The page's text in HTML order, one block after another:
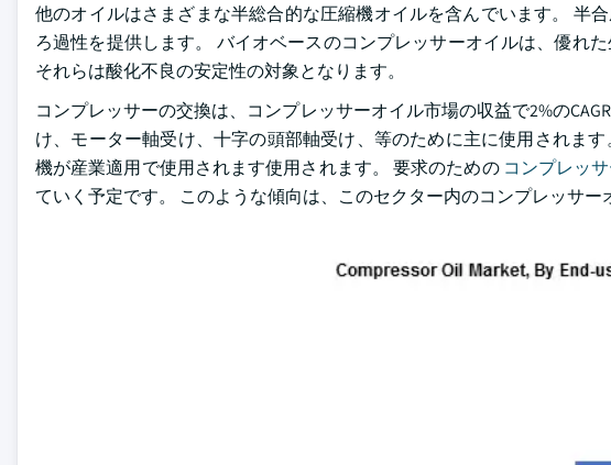
他のオイルはさまざまな半総合的な圧縮機オイルを含んでいます。 半
ろ過性を提供します。 バイオベースのコンプレッサーオイルは、優れ
それらは酸化不良の安定性の対象となります。
コンプレッサーの交換は、コンプレッサーオイル市場の収益で2%の
け、モーター軸受け、十字の頭部軸受け、等のために主に使用されま
機が産業適用で使用されます使用されます。 要求のための コンプレッ
ていく予定です。 このような傾向は、このセクター内のコンプレッサー